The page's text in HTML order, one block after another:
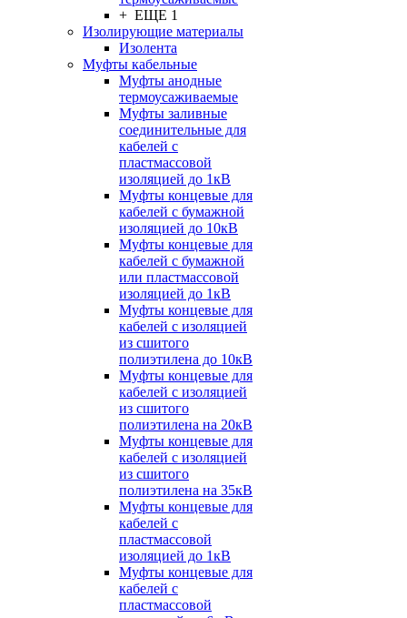
+ ЕЩЕ 1
Изолирующие материалы
Изолента
Муфты кабельные
Муфты анодные
термоусаживаемые
Муфты заливные
соединительные для
кабелей с
пластмассовой
изоляцией до 1кВ
Муфты концевые для
кабелей с бумажной
изоляцией до 10кВ
Муфты концевые для
кабелей с бумажной
или пластмассовой
изоляцией до 1кВ
Муфты концевые для
кабелей с изоляцией
из сшитого
полиэтилена до 10кВ
Муфты концевые для
кабелей с изоляцией
из сшитого
полиэтилена на 20кВ
Муфты концевые для
кабелей с изоляцией
из сшитого
полиэтилена на 35кВ
Муфты концевые для
кабелей с
пластмассовой
изоляцией до 1кВ
Муфты концевые для
кабелей с
пластмассовой